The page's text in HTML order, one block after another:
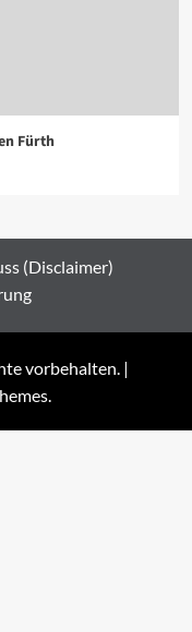
Fürth
(Disclaimer)
vorbehalten. |